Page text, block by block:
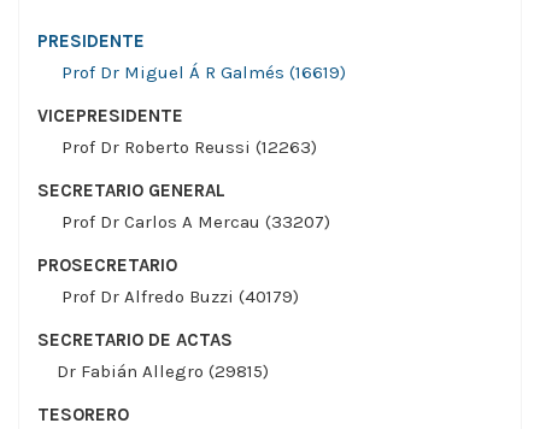
PRESIDENTE
Prof Dr Miguel Á R Galmés (16619)
VICEPRESIDENTE
Prof Dr Roberto Reussi (12263)
SECRETARIO GENERAL
Prof Dr Carlos A Mercau (33207)
PROSECRETARIO
Prof Dr Alfredo Buzzi (40179)
SECRETARIO DE ACTAS
Dr Fabián Allegro (29815)
TESORERO